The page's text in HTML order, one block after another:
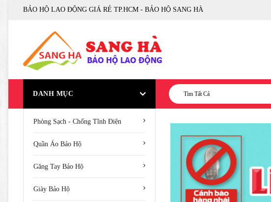
BẢO HỘ LAO ĐỘNG GIÁ RẺ TP.HCM - BẢO HỘ SANG HÀ
DANH MỤC Tìm Tất Cả
Phòng Sạch - Chống Tĩnh Điện
Quần Áo Bảo Hộ
Găng Tay Bảo Hộ
Giày Bảo Hộ